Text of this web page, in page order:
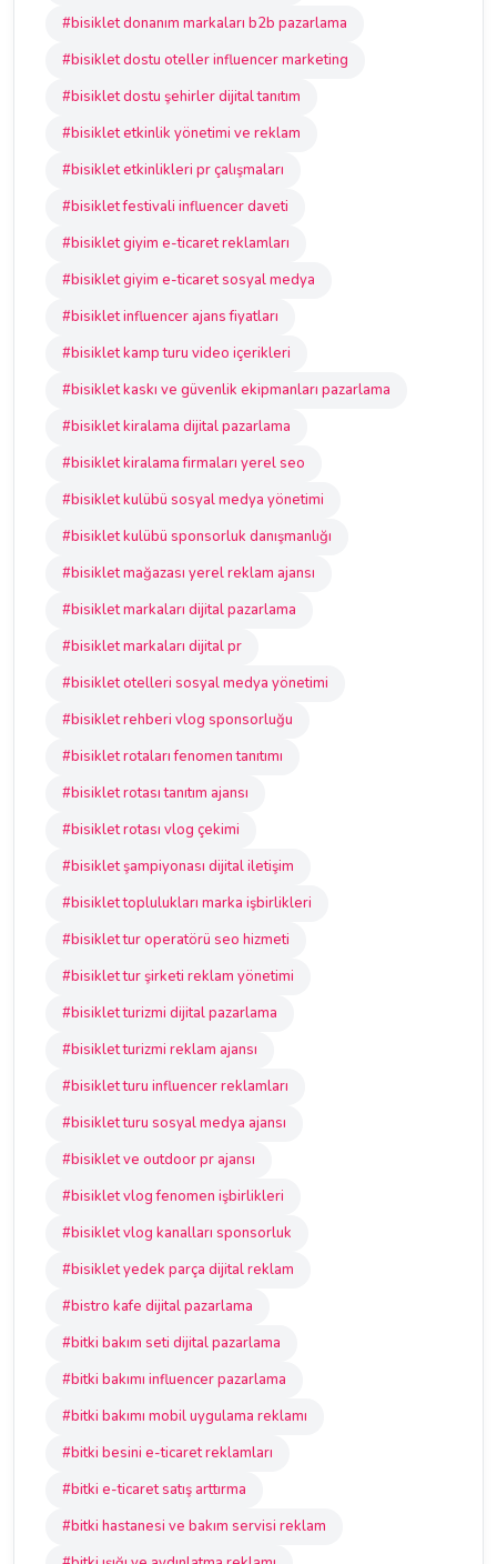
#bisiklet donanım markaları b2b pazarlama
#bisiklet dostu oteller influencer marketing
#bisiklet dostu şehirler dijital tanıtım
#bisiklet etkinlik yönetimi ve reklam
#bisiklet etkinlikleri pr çalışmaları
#bisiklet festivali influencer daveti
#bisiklet giyim e-ticaret reklamları
#bisiklet giyim e-ticaret sosyal medya
#bisiklet influencer ajans fiyatları
#bisiklet kamp turu video içerikleri
#bisiklet kaskı ve güvenlik ekipmanları pazarlama
#bisiklet kiralama dijital pazarlama
#bisiklet kiralama firmaları yerel seo
#bisiklet kulübü sosyal medya yönetimi
#bisiklet kulübü sponsorluk danışmanlığı
#bisiklet mağazası yerel reklam ajansı
#bisiklet markaları dijital pazarlama
#bisiklet markaları dijital pr
#bisiklet otelleri sosyal medya yönetimi
#bisiklet rehberi vlog sponsorluğu
#bisiklet rotaları fenomen tanıtımı
#bisiklet rotası tanıtım ajansı
#bisiklet rotası vlog çekimi
#bisiklet şampiyonası dijital iletişim
#bisiklet toplulukları marka işbirlikleri
#bisiklet tur operatörü seo hizmeti
#bisiklet tur şirketi reklam yönetimi
#bisiklet turizmi dijital pazarlama
#bisiklet turizmi reklam ajansı
#bisiklet turu influencer reklamları
#bisiklet turu sosyal medya ajansı
#bisiklet ve outdoor pr ajansı
#bisiklet vlog fenomen işbirlikleri
#bisiklet vlog kanalları sponsorluk
#bisiklet yedek parça dijital reklam
#bistro kafe dijital pazarlama
#bitki bakım seti dijital pazarlama
#bitki bakımı influencer pazarlama
#bitki bakımı mobil uygulama reklamı
#bitki besini e-ticaret reklamları
#bitki e-ticaret satış arttırma
#bitki hastanesi ve bakım servisi reklam